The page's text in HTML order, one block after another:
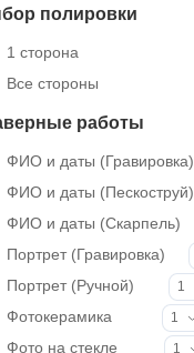
полировки
1 сторона
Все стороны
работы
ФИО и даты (Гравировка)
ФИО и даты (Пескоструй)
ФИО и даты (Скарпель)
Портрет (Гравировка)
Портрет (Ручной)
1
Фотокерамика
1
Фото на стекле
1